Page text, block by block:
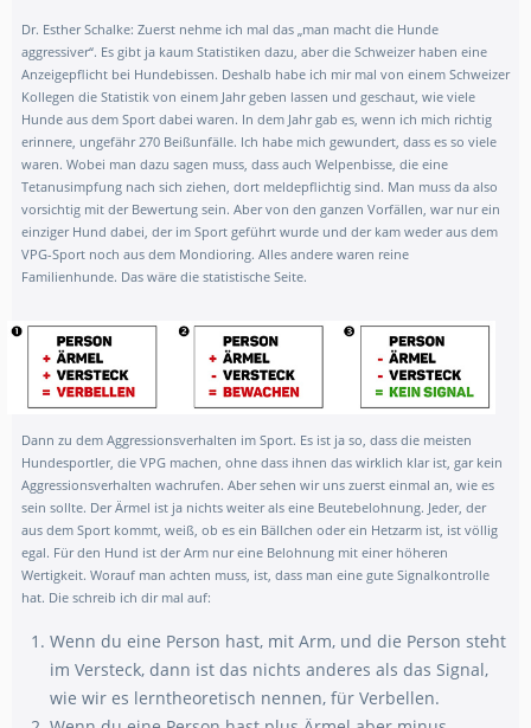
Dr. Esther Schalke: Zuerst nehme ich mal das „man macht die Hunde
aggressiver“. Es gibt ja kaum Statistiken dazu, aber die Schweizer haben eine
Anzeigepflicht bei Hundebissen. Deshalb habe ich mir mal von einem Schweizer
Kollegen die Statistik von einem Jahr geben lassen und geschaut, wie viele
Hunde aus dem Sport dabei waren. In dem Jahr gab es, wenn ich mich richtig
erinnere, ungefähr 270 Beißunfälle. Ich habe mich gewundert, dass es so viele
waren. Wobei man dazu sagen muss, dass auch Welpenbisse, die eine
Tetanusimpfung nach sich ziehen, dort meldepflichtig sind. Man muss da also
vorsichtig mit der Bewertung sein. Aber von den ganzen Vorfällen, war nur ein
einziger Hund dabei, der im Sport geführt wurde und der kam weder aus dem
VPG-Sport noch aus dem Mondioring. Alles andere waren reine
Familienhunde. Das wäre die statistische Seite.
Dann zu dem Aggressionsverhalten im Sport. Es ist ja so, dass die meisten
Hundesportler, die VPG machen, ohne dass ihnen das wirklich klar ist, gar kein
Aggressionsverhalten wachrufen. Aber sehen wir uns zuerst einmal an, wie es
sein sollte. Der Ärmel ist ja nichts weiter als eine Beutebelohnung. Jeder, der
aus dem Sport kommt, weiß, ob es ein Bällchen oder ein Hetzarm ist, ist völlig
egal. Für den Hund ist der Arm nur eine Belohnung mit einer höheren
Wertigkeit. Worauf man achten muss, ist, dass man eine gute Signalkontrolle
hat. Die schreib ich dir mal auf:
Wenn du eine Person hast, mit Arm, und die Person steht
im Versteck, dann ist das nichts anderes als das Signal,
wie wir es lerntheoretisch nennen, für Verbellen.